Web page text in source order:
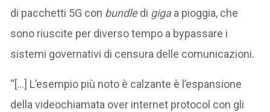
di pacchetti 5G con bundledi gigaa pioggia, che
sono riuscite per diverso tempo a bypassare i
sistemi governativi di censura delle comunicazioni.
“[…] L’esempio più noto è calzante è l’espansione
della videochiamata over internet protocol con gli